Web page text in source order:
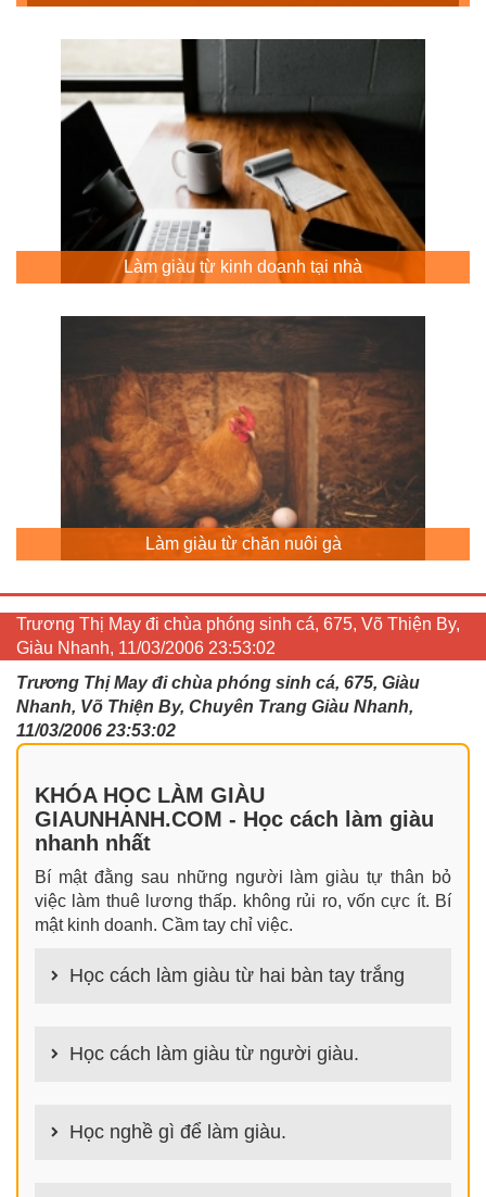
Làm giàu từ kinh doanh tại nhà
Làm giàu từ chăn nuôi gà
Trương Thị May đi chùa phóng sinh cá, 675, Võ Thiện By,
Giàu Nhanh, 11/03/2006 23:53:02
Trương Thị May đi chùa phóng sinh cá, 675, Giàu
Nhanh, Võ Thiện By, Chuyên Trang Giàu Nhanh,
11/03/2006 23:53:02
KHÓA HỌC LÀM GIÀU
GIAUNHANH.COM - Học cách làm giàu
nhanh nhất
Bí mật đằng sau những người làm giàu tự thân bỏ
việc làm thuê lương thấp. không rủi ro, vốn cực ít. Bí
mật kinh doanh. Cầm tay chỉ việc.
Học cách làm giàu từ hai bàn tay trắng
nhưng hiệu quả bất ngờ. Bạn có thể thành công ngay
cả khi không có gì trong tay.
Học cách làm giàu từ người giàu.
làm giàu từ người giàu. Bạn sẽ có được góc nhìn đa
chiều khi đi sâu vào phân tích cách người giàu làm
Học nghề gì để làm giàu.